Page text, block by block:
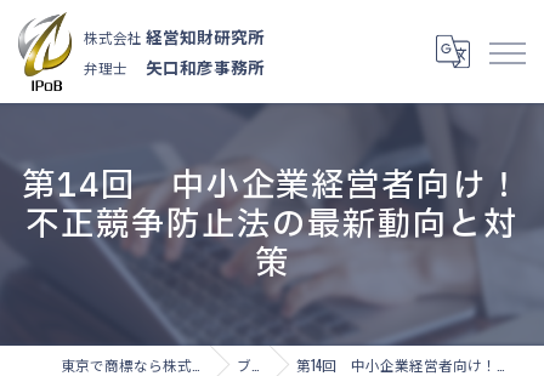
株式会社 経営知財研究所
弁理士 矢口和彦事務所
第14回 中小企業経営者向け！
不正競争防止法の最新動向と対
策
ブログ 第14回 中小企業経営者向け！不正競争防止法の最新動向と対策